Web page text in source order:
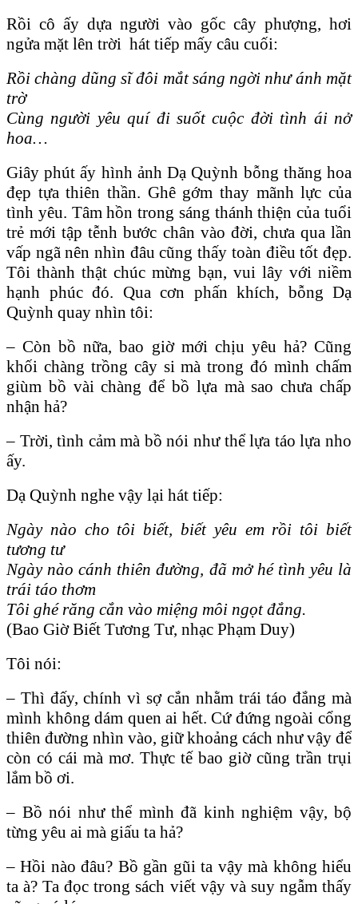
Rồi cô ấy dựa người vào gốc cây phượng, hơi
ngửa mặt lên trời hát tiếp mấy câu cuối:
Rồi chàng dũng sĩ đôi mắt sáng ngời như ánh mặt
trờ
Cùng người yêu quí đi suốt cuộc đời tình ái nở
hoa…
Giây phút ấy hình ảnh Dạ Quỳnh bỗng thăng hoa
đẹp tựa thiên thần. Ghê gớm thay mãnh lực của
tình yêu. Tâm hồn trong sáng thánh thiện của tuổi
trẻ mới tập tễnh bước chân vào đời, chưa qua lần
vấp ngã nên nhìn đâu cũng thấy toàn điều tốt đẹp.
Tôi thành thật chúc mừng bạn, vui lây với niềm
hạnh phúc đó. Qua cơn phấn khích, bỗng Dạ
Quỳnh quay nhìn tôi:
– Còn bồ nữa, bao giờ mới chịu yêu hả? Cũng
khối chàng trồng cây si mà trong đó mình chấm
giùm bồ vài chàng để bồ lựa mà sao chưa chấp
nhận hả?
– Trời, tình cảm mà bồ nói như thể lựa táo lựa nho
ấy.
Dạ Quỳnh nghe vậy lại hát tiếp:
Ngày nào cho tôi biết, biết yêu em rồi tôi biết
tương tư
Ngày nào cánh thiên đường, đã mở hé tình yêu là
trái táo thơm
Tôi ghé răng cắn vào miệng môi ngọt đắng.
(Bao Giờ Biết Tương Tư, nhạc Phạm Duy)
Tôi nói:
– Thì đấy, chính vì sợ cắn nhằm trái táo đắng mà
mình không dám quen ai hết. Cứ đứng ngoài cổng
thiên đường nhìn vào, giữ khoảng cách như vậy để
còn có cái mà mơ. Thực tế bao giờ cũng trần trụi
lắm bồ ơi.
– Bồ nói như thể mình đã kinh nghiệm vậy, bộ
từng yêu ai mà giấu ta hả?
– Hồi nào đâu? Bồ gần gũi ta vậy mà không hiểu
ta à? Ta đọc trong sách viết vậy và suy ngẫm thấy